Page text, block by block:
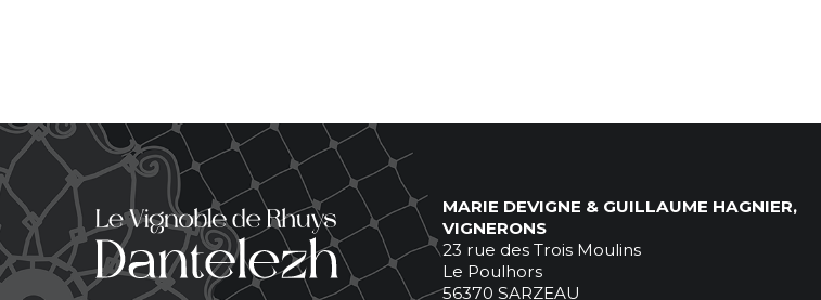
MARIE DEVIGNE & GUILLAUME HAGNIER,
VIGNERONS
23 rue des Trois Moulins
Le Poulhors
56370 SARZEAU